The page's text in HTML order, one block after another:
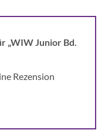
„WIW Junior Bd.
Rezension